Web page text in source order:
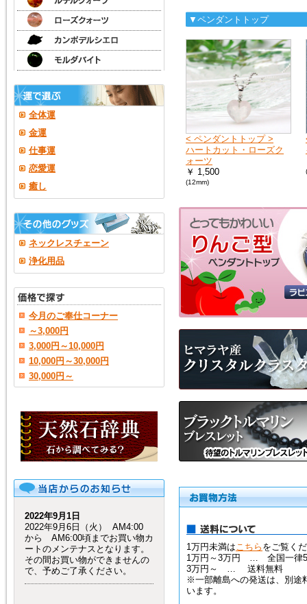
全体運
金運
仕事運
恋愛運
癒し
ネックレスチェーン
浄化用品
今月のご奉仕コーナー
～3,000円
3,000円～10,000円
10,000円～30,000円
30,000円～
2022年9月1日
2022年9月6日（火） AM4:00
から AM6:00頃までお買い物カ
ートのメンテナスとなります。
その間お買い物ができませんの
で、予めご了承ください。
▼ペンダントトップ
< ペンダントトップ >
ハートカット・ローズク
ォーツ
￥ 1,500
(12mm)
1万円未満はこちら をご覧く
1万円～3万円 … 全国一律
3万円～ … 送料無料
※一部離島への発送は、別途
います。